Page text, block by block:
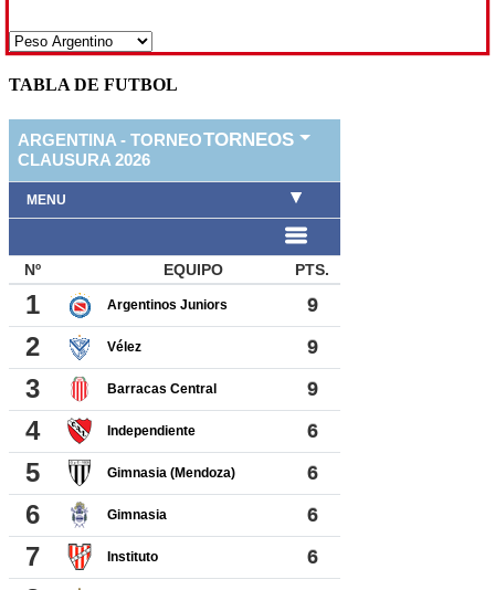
TABLA DE FUTBOL